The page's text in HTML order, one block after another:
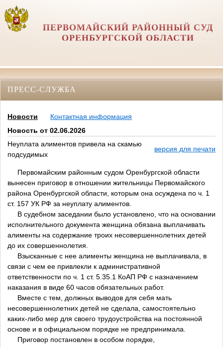
ПЕРВОМАЙСКИЙ РАЙОННЫЙ СУД
ОРЕНБУРГСКОЙ ОБЛАСТИ
ПРЕСС-СЛУЖБА
Новости
Контактная информация
Новость от 02.06.2026
Неуплата алиментов привела на скамью
подсудимых
версия для печати
Первомайским районным судом Оренбургской области
вынесен приговор в отношении жительницы Первомайского
района Оренбургской области, которым она осуждена по ч. 1
ст. 157 УК РФ за неуплату алиментов.
В судебном заседании было установлено, что на основании
исполнительного документа женщина обязана выплачивать
алименты на содержание троих несовершеннолетних детей
до их совершеннолетия.
Взысканные с нее алименты женщина не выплачивала, в
связи с чем ее привлекли к административной
ответственности по ч. 1 ст. 5.35.1 КоАП РФ с назначением
наказания в виде 60 часов обязательных работ.
Вместе с тем, должных выводов для себя мать
несовершеннолетних детей не сделала, самостоятельно
каких-либо мер для своего трудоустройства на постоянной
основе и в официальном порядке не предпринимала.
Приговор постановлен в особом порядке,